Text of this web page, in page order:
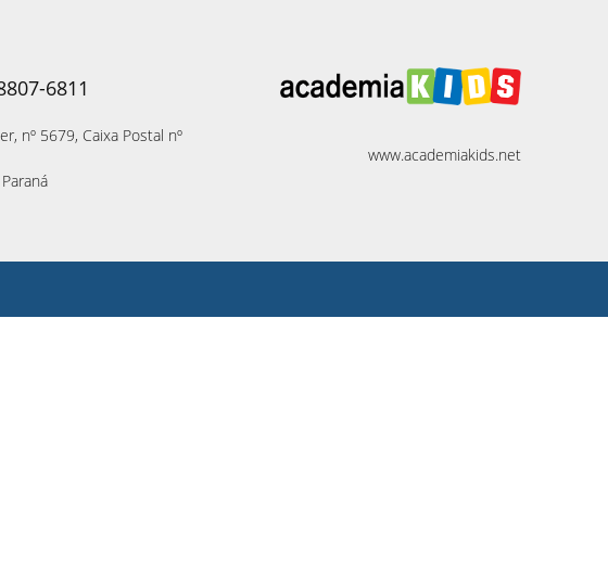
6811
nº 5679, Caixa Postal nº
www.academiakids.net